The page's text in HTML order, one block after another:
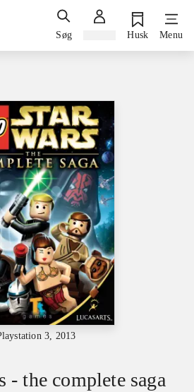
Søg Husk Menu
3, 2013
- the complete saga